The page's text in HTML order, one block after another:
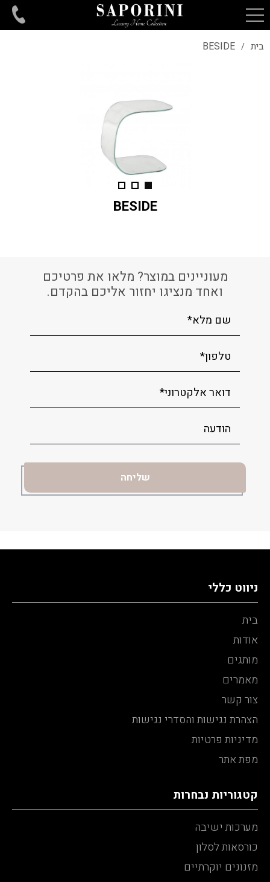
בית /
BESIDE
BESIDE
מעוניינים במוצר? מלאו את פרטיכם
ואחד מנציגו יחזור אליכם בהקדם.
ניווט כללי
בית
אודות
מותגים
מאמרים
צור קשר
הצהרת נגישות והסדרי נגישות
מדיניות פרטיות
מפת אתר
קטגוריות נבחרות
מערכות ישיבה
כורסאות לסלון
מזנונים יוקרתיים